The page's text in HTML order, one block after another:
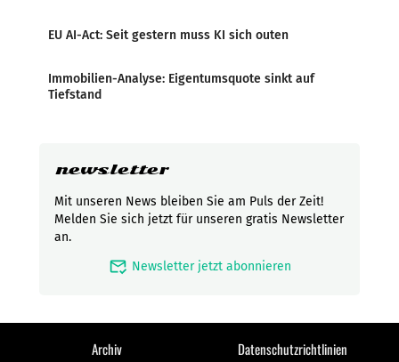
EU AI-Act: Seit gestern muss KI sich outen
Immobilien-Analyse: Eigentumsquote sinkt auf
Tiefstand
newsletter
Mit unseren News bleiben Sie am Puls der Zeit!
Melden Sie sich jetzt für unseren gratis Newsletter
an.
mark_email_read Newsletter jetzt abonnieren
Archiv Datenschutzrichtlinien